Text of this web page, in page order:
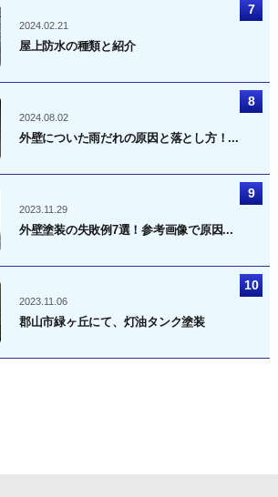
2024.02.21
屋上防水の種類と紹介
2024.08.02
外壁についた雨だれの原因と落とし方！...
2023.11.29
外壁塗装の失敗例7選！参考画像で原因...
2023.11.06
郡山市緑ヶ丘にて、灯油タンク塗装